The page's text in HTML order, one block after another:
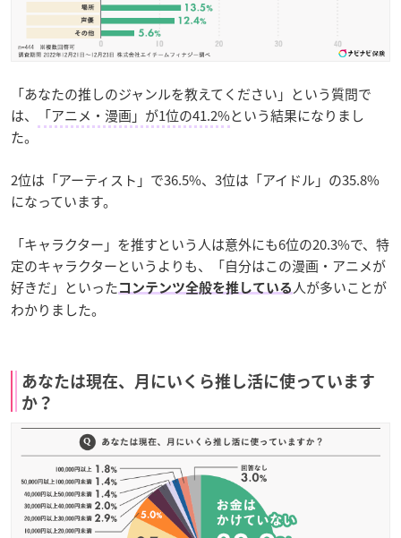
「あなたの推しのジャンルを教えてください」という質問で
は、
「アニメ・漫画」が1位の41.2%という結果になりまし
た。
2位は「アーティスト」で36.5%、3位は「アイドル」の35.8%
になっています。
「キャラクター」を推すという人は意外にも6位の20.3%で、特
定のキャラクターというよりも、「自分はこの漫画・アニメが
好きだ」といった コンテンツ全般を推している 人が多いことが
わかりました。
あなたは現在、月にいくら推し活に使っています
か？